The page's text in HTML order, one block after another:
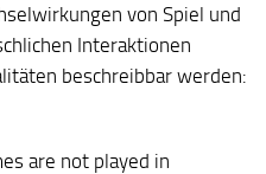
von Spiel und
Interaktionen
beschreibbar werden:
are not played in